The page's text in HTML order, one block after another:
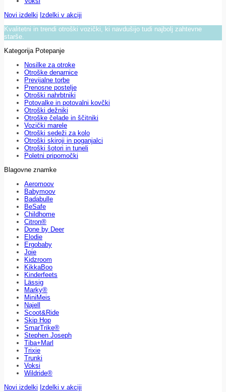
Novi izdelki Izdelki v akciji
Kvalitetni in trendi otroški vozički, ki navdušijo tudi najbolj zahtevne
starše.
Kategorija Potepanje
Nosilke za otroke
Otroške denarnice
Previjalne torbe
Prenosne postelje
Otroški nahrbtniki
Potovalke in potovalni kovčki
Otroški dežniki
Otroške čelade in ščitniki
Vozički marele
Otroški sedeži za kolo
Otroški skiroji in poganjalci
Otroški šotori in tuneli
Poletni pripomočki
Blagovne znamke
Aeromoov
Babymoov
Badabulle
BeSafe
Childhome
Citron®
Done by Deer
Elodie
Ergobaby
Joie
Kidzroom
KikkaBoo
Kinderfeets
Lässig
Marky®
MiniMeis
Najell
Scoot&Ride
Skip Hop
SmarTrike®
Stephen Joseph
Tiba+Marl
Trixie
Trunki
Voksi
Wildride®
Novi izdelki Izdelki v akciji